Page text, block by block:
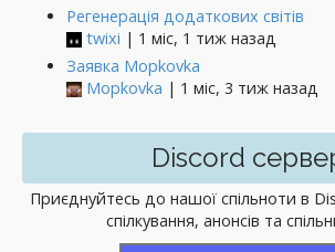
Регенерація додаткових світів
twixi | 1 міс, 1 тиж назад
Заявка Mopkovka
Mopkovka | 1 міс, 3 тиж назад
Discord
Приєднуйтесь до нашої спільноти в
спілкування, анонсів та